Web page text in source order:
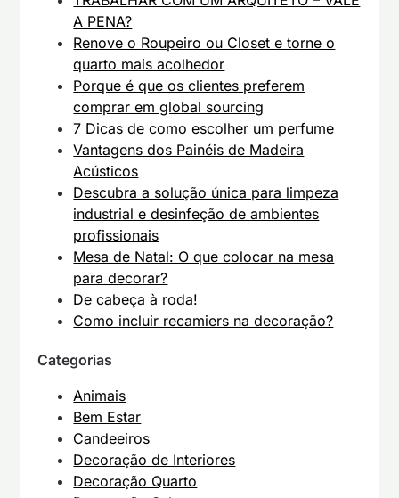
A PENA?
Renove o Roupeiro ou Closet e torne o
quarto mais acolhedor
Porque é que os clientes preferem
comprar em global sourcing
7 Dicas de como escolher um perfume
Vantagens dos Painéis de Madeira
Acústicos
Descubra a solução única para limpeza
industrial e desinfeção de ambientes
profissionais
Mesa de Natal: O que colocar na mesa
para decorar?
De cabeça à roda!
Como incluir recamiers na decoração?
Categorias
Animais
Bem Estar
Candeeiros
Decoração de Interiores
Decoração Quarto